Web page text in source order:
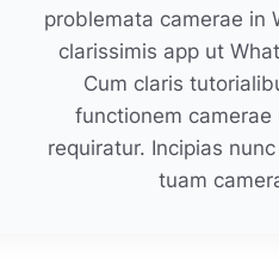
problemata camerae in
clarissimis app ut
Cum claris
functionem
requiratur. Incipias
tuam